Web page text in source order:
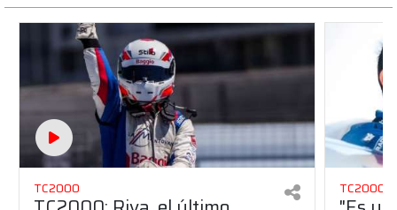
TC2000 TC2000